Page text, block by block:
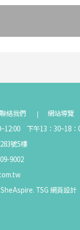
聯絡我們
網站導覽
下午13：30~18：
號5樓
9002
TSG 網頁設計